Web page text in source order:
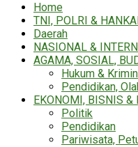
Home
TNI, POLRI &
Daerah
NASIONAL &
AGAMA, SOSIAL,
Hukum &
Pendidikan,
EKONOMI, BISNIS &
Politik
Pendidikan
Pariwisata,